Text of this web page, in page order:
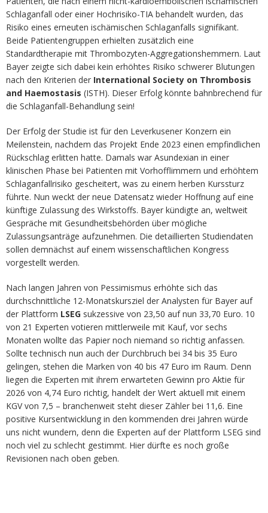
Schlaganfall oder einer Hochrisiko-TIA behandelt wurden, das
Risiko eines erneuten ischämischen Schlaganfalls signifikant.
Beide Patientengruppen erhielten zusätzlich eine
Standardtherapie mit Thrombozyten-Aggregationshemmern. Laut
Bayer zeigte sich dabei kein erhöhtes Risiko schwerer Blutungen
nach den Kriterien der International Society on Thrombosis
and Haemostasis (ISTH). Dieser Erfolg könnte bahnbrechend für
die Schlaganfall-Behandlung sein!
Der Erfolg der Studie ist für den Leverkusener Konzern ein
Meilenstein, nachdem das Projekt Ende 2023 einen empfindlichen
Rückschlag erlitten hatte. Damals war Asundexian in einer
klinischen Phase bei Patienten mit Vorhofflimmern und erhöhtem
Schlaganfallrisiko gescheitert, was zu einem herben Kurssturz
führte. Nun weckt der neue Datensatz wieder Hoffnung auf eine
künftige Zulassung des Wirkstoffs. Bayer kündigte an, weltweit
Gespräche mit Gesundheitsbehörden über mögliche
Zulassungsanträge aufzunehmen. Die detaillierten Studiendaten
sollen demnächst auf einem wissenschaftlichen Kongress
vorgestellt werden.
Nach langen Jahren von Pessimismus erhöhte sich das
durchschnittliche 12-Monatskursziel der Analysten für Bayer auf
der Plattform LSEG sukzessive von 23,50 auf nun 33,70 Euro. 10
von 21 Experten votieren mittlerweile mit Kauf, vor sechs
Monaten wollte das Papier noch niemand so richtig anfassen.
Sollte technisch nun auch der Durchbruch bei 34 bis 35 Euro
gelingen, stehen die Marken von 40 bis 47 Euro im Raum. Denn
liegen die Experten mit ihrem erwarteten Gewinn pro Aktie für
2026 von 4,74 Euro richtig, handelt der Wert aktuell mit einem
KGV von 7,5 – branchenweit steht dieser Zähler bei 11,6. Eine
positive Kursentwicklung in den kommenden drei Jahren würde
uns nicht wundern, denn die Experten auf der Plattform LSEG sind
noch viel zu schlecht gestimmt. Hier dürfte es noch große
Revisionen nach oben geben.